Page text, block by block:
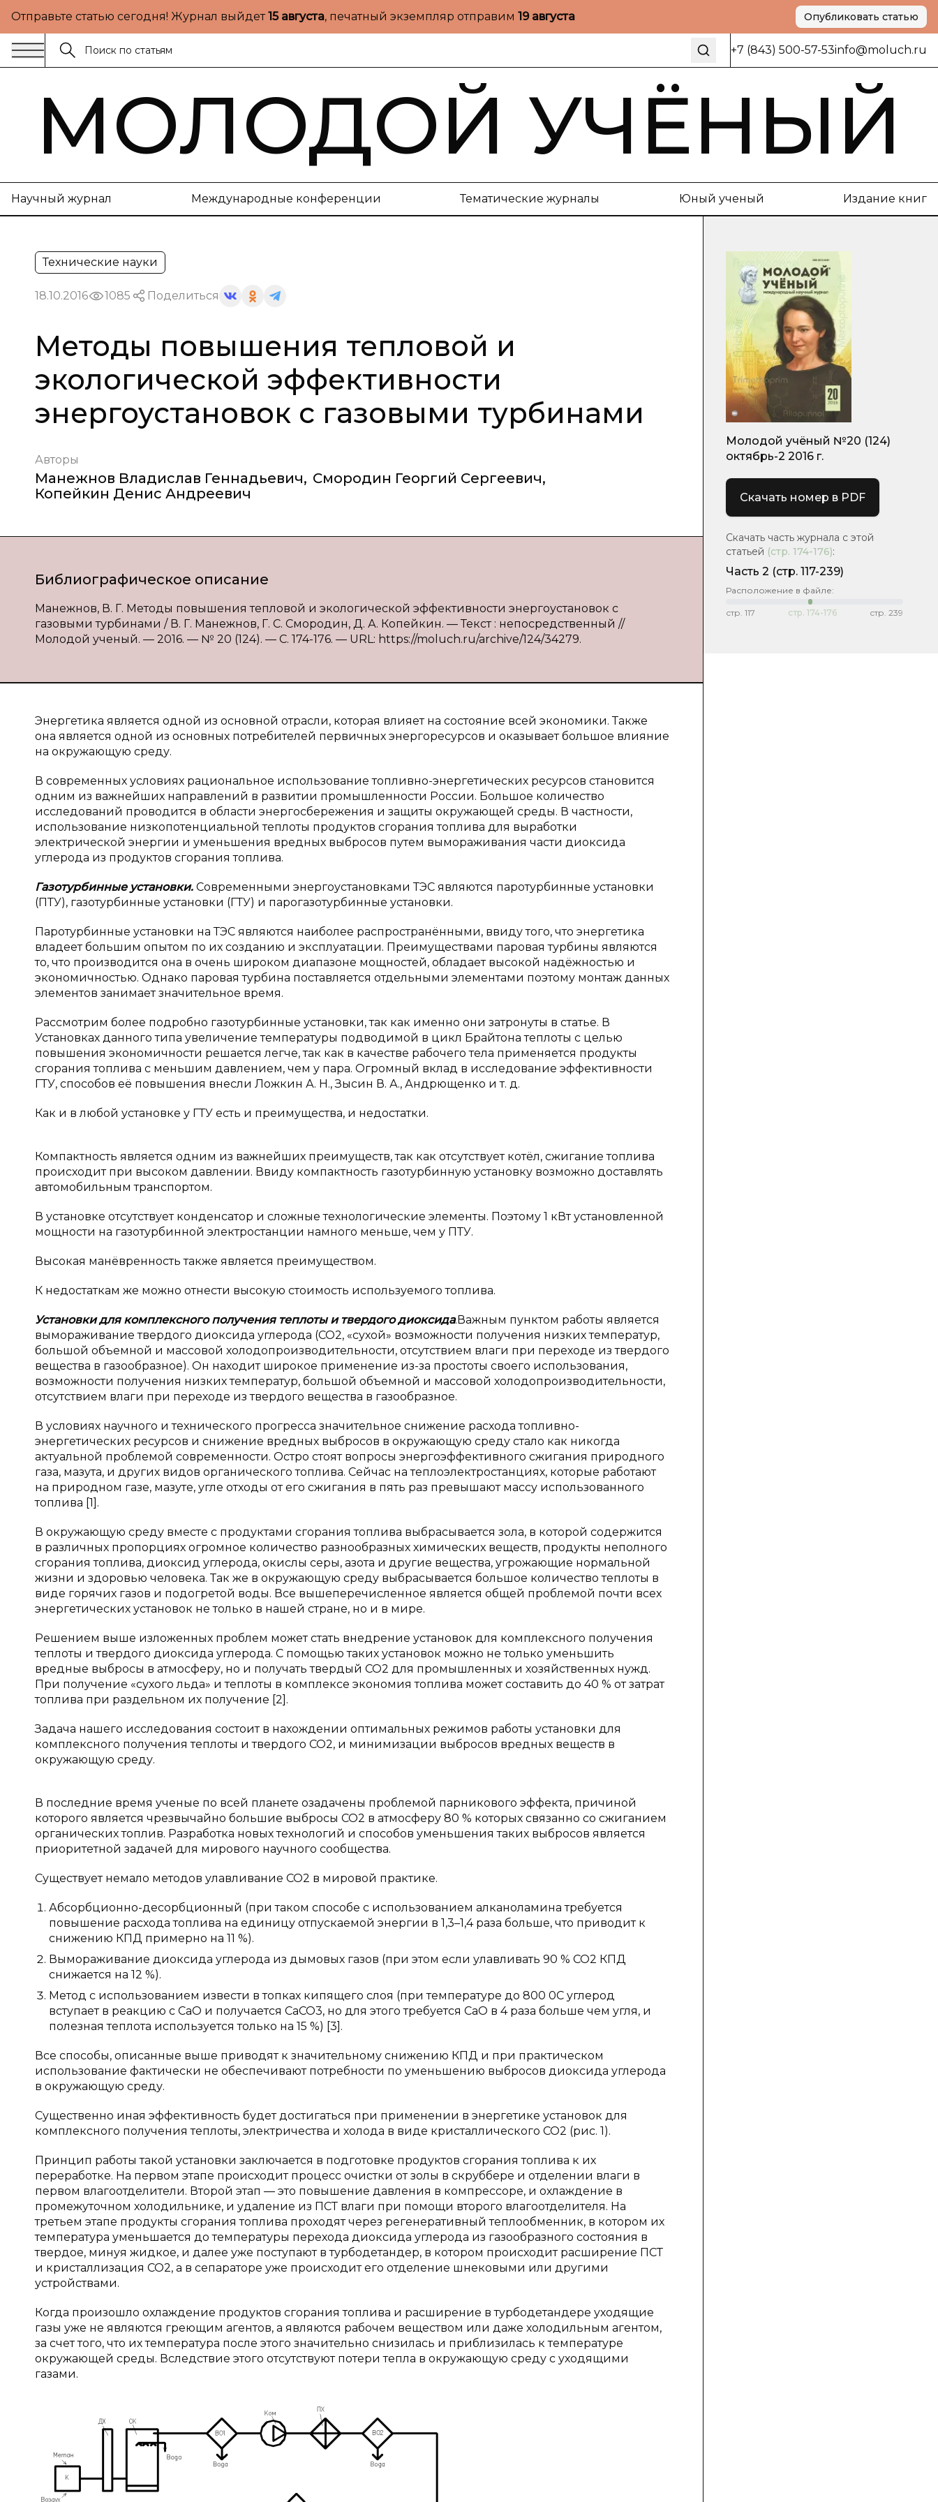
Отправьте статью сегодня! Журнал выйдет15 августа, печатный экземпляр отправим 19 августа Опубликовать статью
+7 (843) 500-57-53info@moluch.ru
МОЛОДОЙ УЧЁНЫЙ
Научный журнал Международные конференции Тематические журналы Юный ученый Издание книг
Технические науки
18.10.2016 1085 Поделиться
Методы повышения тепловой и
экологической эффективности
энергоустановок с газовыми турбинами
Авторы
Манежнов Владислав Геннадьевич, Смородин Георгий Сергеевич,
Копейкин Денис Андреевич
Библиографическое описание
Манежнов, В. Г. Методы повышения тепловой и экологической эффективности энергоустановок с
газовыми турбинами / В. Г. Манежнов, Г. С. Смородин, Д. А. Копейкин. — Текст : непосредственный //
Молодой ученый. — 2016. — № 20 (124). — С. 174-176. — URL: https://moluch.ru/archive/124/34279.
Энергетика является одной из основной отрасли, которая влияет на состояние всей экономики. Также
она является одной из основных потребителей первичных энергоресурсов и оказывает большое влияние
на окружающую среду.
В современных условиях рациональное использование топливно-энергетических ресурсов становится
одним из важнейших направлений в развитии промышленности России. Большое количество
исследований проводится в области энергосбережения и защиты окружающей среды. В частности,
использование низкопотенциальной теплоты продуктов сгорания топлива для выработки
электрической энергии и уменьшения вредных выбросов путем вымораживания части диоксида
углерода из продуктов сгорания топлива.
Газотурбинные установки. Современными энергоустановками ТЭС являются паротурбинные установки
(ПТУ), газотурбинные установки (ГТУ) и парогазотурбинные установки.
Паротурбинные установки на ТЭС являются наиболее распространёнными, ввиду того, что энергетика
владеет большим опытом по их созданию и эксплуатации. Преимуществами паровая турбины являются
то, что производится она в очень широком диапазоне мощностей, обладает высокой надёжностью и
экономичностью. Однако паровая турбина поставляется отдельными элементами поэтому монтаж данных
элементов занимает значительное время.
Рассмотрим более подробно газотурбинные установки, так как именно они затронуты в статье. В
Установках данного типа увеличение температуры подводимой в цикл Брайтона теплоты с целью
повышения экономичности решается легче, так как в качестве рабочего тела применяется продукты
сгорания топлива с меньшим давлением, чем у пара. Огромный вклад в исследование эффективности
ГТУ, способов её повышения внесли Ложкин А. Н., Зысин В. А., Андрющенко и т. д.
Как и в любой установке у ГТУ есть и преимущества, и недостатки.
Компактность является одним из важнейших преимуществ, так как отсутствует котёл, сжигание топлива
происходит при высоком давлении. Ввиду компактность газотурбинную установку возможно доставлять
автомобильным транспортом.
В установке отсутствует конденсатор и сложные технологические элементы. Поэтому 1 кВт установленной
мощности на газотурбинной электростанции намного меньше, чем у ПТУ.
Высокая манёвренность также является преимуществом.
К недостаткам же можно отнести высокую стоимость используемого топлива.
Установки для комплексного получения теплоты и твердого диоксида.Важным пунктом работы является
вымораживание твердого диоксида углерода (СО2, «сухой» возможности получения низких температур,
большой объемной и массовой холодопроизводительности, отсутствием влаги при переходе из твердого
вещества в газообразное). Он находит широкое применение из-за простоты своего использования,
возможности получения низких температур, большой объемной и массовой холодопроизводительности,
отсутствием влаги при переходе из твердого вещества в газообразное.
В условиях научного и технического прогресса значительное снижение расхода топливно-
энергетических ресурсов и снижение вредных выбросов в окружающую среду стало как никогда
актуальной проблемой современности. Остро стоят вопросы энергоэффективного сжигания природного
газа, мазута, и других видов органического топлива. Сейчас на теплоэлектростанциях, которые работают
на природном газе, мазуте, угле отходы от его сжигания в пять раз превышают массу использованного
топлива [1].
В окружающую среду вместе с продуктами сгорания топлива выбрасывается зола, в которой содержится
в различных пропорциях огромное количество разнообразных химических веществ, продукты неполного
сгорания топлива, диоксид углерода, окислы серы, азота и другие вещества, угрожающие нормальной
жизни и здоровью человека. Так же в окружающую среду выбрасывается большое количество теплоты в
виде горячих газов и подогретой воды. Все вышеперечисленное является общей проблемой почти всех
энергетических установок не только в нашей стране, но и в мире.
Решением выше изложенных проблем может стать внедрение установок для комплексного получения
теплоты и твердого диоксида углерода. С помощью таких установок можно не только уменьшить
вредные выбросы в атмосферу, но и получать твердый СО2 для промышленных и хозяйственных нужд.
При получение «сухого льда» и теплоты в комплексе экономия топлива может составить до 40 % от затрат
топлива при раздельном их получение [2].
Задача нашего исследования состоит в нахождении оптимальных режимов работы установки для
комплексного получения теплоты и твердого СО2, и минимизации выбросов вредных веществ в
окружающую среду.
В последние время ученые по всей планете озадачены проблемой парникового эффекта, причиной
которого является чрезвычайно большие выбросы СО2 в атмосферу 80 % которых связанно со сжиганием
органических топлив. Разработка новых технологий и способов уменьшения таких выбросов является
приоритетной задачей для мирового научного сообщества.
Существует немало методов улавливание СО2 в мировой практике.
Абсорбционно-десорбционный (при таком способе с использованием алканоламина требуется
повышение расхода топлива на единицу отпускаемой энергии в 1,3–1,4 раза больше, что приводит к
снижению КПД примерно на 11 %).
Вымораживание диоксида углерода из дымовых газов (при этом если улавливать 90 % СО2 КПД
снижается на 12 %).
Метод с использованием извести в топках кипящего слоя (при температуре до 800 0С углерод
вступает в реакцию с СаО и получается СаСО3, но для этого требуется СаО в 4 раза больше чем угля, и
полезная теплота используется только на 15 %) [3].
Все способы, описанные выше приводят к значительному снижению КПД и при практическом
использование фактически не обеспечивают потребности по уменьшению выбросов диоксида углерода
в окружающую среду.
Существенно иная эффективность будет достигаться при применении в энергетике установок для
комплексного получения теплоты, электричества и холода в виде кристаллического СО2 (рис. 1).
Принцип работы такой установки заключается в подготовке продуктов сгорания топлива к их
переработке. На первом этапе происходит процесс очистки от золы в скруббере и отделении влаги в
первом влагоотделители. Второй этап — это повышение давления в компрессоре, и охлаждение в
промежуточном холодильнике, и удаление из ПСТ влаги при помощи второго влагоотделителя. На
третьем этапе продукты сгорания топлива проходят через регенеративный теплообменник, в котором их
температура уменьшается до температуры перехода диоксида углерода из газообразного состояния в
твердое, минуя жидкое, и далее уже поступают в турбодетандер, в котором происходит расширение ПСТ
и кристаллизация СО2, а в сепараторе уже происходит его отделение шнековыми или другими
устройствами.
Когда произошло охлаждение продуктов сгорания топлива и расширение в турбодетандере уходящие
газы уже не являются греющим агентов, а являются рабочем веществом или даже холодильным агентом,
за счет того, что их температура после этого значительно снизилась и приблизилась к температуре
окружающей среды. Вследствие этого отсутствуют потери тепла в окружающую среду с уходящими
газами.
Молодой учёный №20 (124)
октябрь-2 2016 г.
Скачать номер в PDF
Скачать часть журнала с этой
статьей (стр. 174-176):
Часть 2 (стр. 117-239)
Расположение в файле:
стр. 117 стр. 174-176 стр. 239